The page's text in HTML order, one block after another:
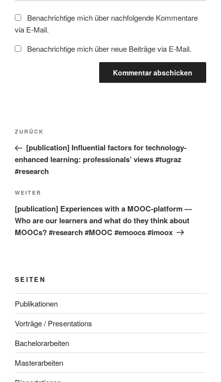
Benachrichtige mich über nachfolgende Kommentare
via E-Mail.
Benachrichtige mich über neue Beiträge via E-Mail.
Beitragsnavigation
Vorheriger
Beitrag
ZURÜCK
[publication] Influential factors for technology-
enhanced learning: professionals’ views #tugraz
#research
Nächster
Beitrag
WEITER
[publication] Experiences with a MOOC-platform —
Who are our learners and what do they think about
MOOCs? #research #MOOC #emoocs #imoox
SEITEN
Publikationen
Vorträge / Presentations
Bachelorarbeiten
Masterarbeiten